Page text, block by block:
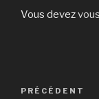
Vous devez
Navigation
Article
PRÉCÉDENT